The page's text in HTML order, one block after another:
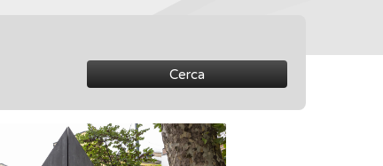
Cerca